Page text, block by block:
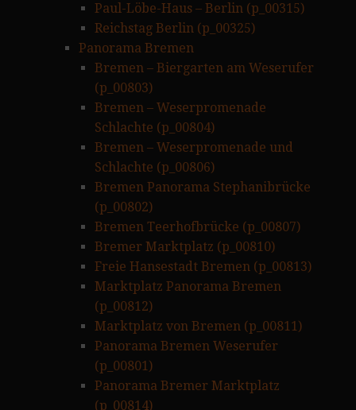
Paul-Löbe-Haus – Berlin (p_00315)
Reichstag Berlin (p_00325)
Panorama Bremen
Bremen – Biergarten am Weserufer
(p_00803)
Bremen – Weserpromenade
Schlachte (p_00804)
Bremen – Weserpromenade und
Schlachte (p_00806)
Bremen Panorama Stephanibrücke
(p_00802)
Bremen Teerhofbrücke (p_00807)
Bremer Marktplatz (p_00810)
Freie Hansestadt Bremen (p_00813)
Marktplatz Panorama Bremen
(p_00812)
Marktplatz von Bremen (p_00811)
Panorama Bremen Weserufer
(p_00801)
Panorama Bremer Marktplatz
(p_00814)